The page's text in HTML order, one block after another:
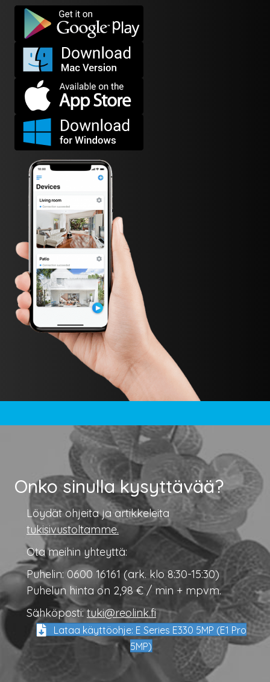
Onko sinulla kysyttävää?
Löydät ohjeita ja artikkeleita
tukisivustoltamme.
Ota meihin yhteyttä:
Puhelin: 0600 16161 (ark. klo 8:30-15:30)
Puhelun hinta on 2,98 € / min + mpvm.
Sähköposti:tuki@reolink.fi
Lataa käyttöohje: E Series E330 5MP (E1 Pro
5MP)